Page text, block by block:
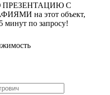
ПРЕЗЕНТАЦИЮ С
на этот объект,
минут по запросу!